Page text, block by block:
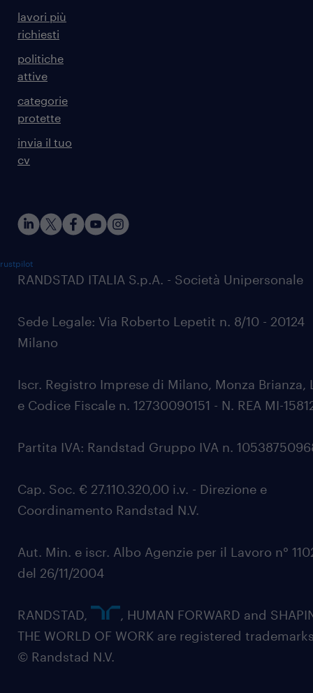
lavori più
richiesti
politiche
attive
categorie
protette
invia il tuo
cv
RANDSTAD ITALIA S.p.A. - Società Unipersonale
Sede Legale: Via Roberto Lepetit n. 8/10 - 20124
Milano
Iscr. Registro Imprese di Milano, Monza Brianza,
e Codice Fiscale n. 12730090151 - N. REA MI-
Partita IVA: Randstad Gruppo IVA n.
Cap. Soc. € 27.110.320,00 i.v. - Direzione e
Coordinamento Randstad N.V.
Aut. Min. e iscr. Albo Agenzie per il Lavoro n°
del 26/11/2004
RANDSTAD,
, HUMAN FORWARD and
THE WORLD OF WORK are registered
© Randstad N.V.